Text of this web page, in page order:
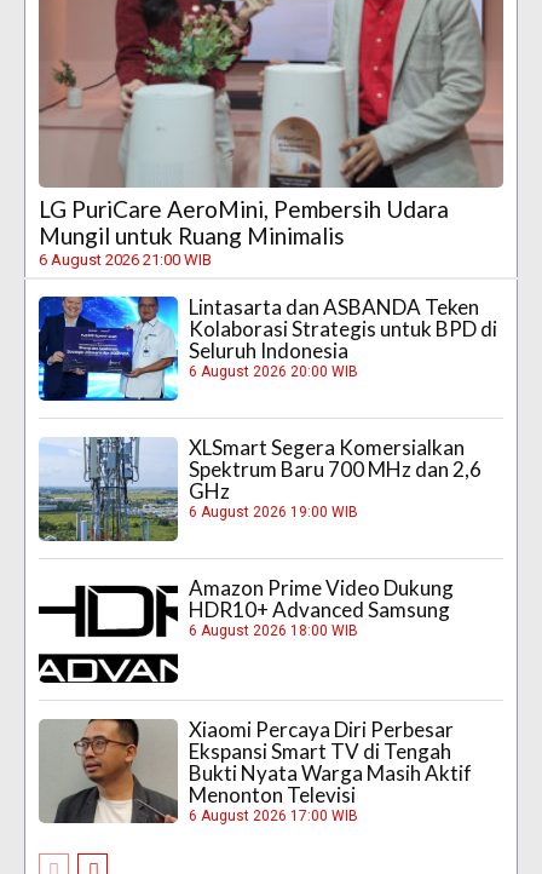
LG PuriCare AeroMini, Pembersih Udara
Mungil untuk Ruang Minimalis
6 August 2026 21:00 WIB
Lintasarta dan ASBANDA Teken
Kolaborasi Strategis untuk BPD di
Seluruh Indonesia
6 August 2026 20:00 WIB
XLSmart Segera Komersialkan
Spektrum Baru 700 MHz dan 2,6
GHz
6 August 2026 19:00 WIB
Amazon Prime Video Dukung
HDR10+ Advanced Samsung
6 August 2026 18:00 WIB
Xiaomi Percaya Diri Perbesar
Ekspansi Smart TV di Tengah
Bukti Nyata Warga Masih Aktif
Menonton Televisi
6 August 2026 17:00 WIB